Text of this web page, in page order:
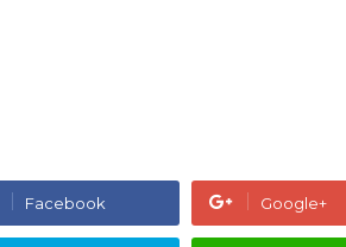
Facebook Google+